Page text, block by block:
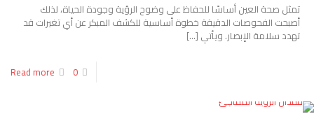
تمثل صحة العين أساسًا للحفاظ على وضوح الرؤية وجودة الحياة، لذلك
أصبحت الفحوصات الدقيقة خطوة أساسية للكشف المبكر عن أي تغيرات قد
تهدد سلامة الإبصار. ويأتي […]
0
Read more